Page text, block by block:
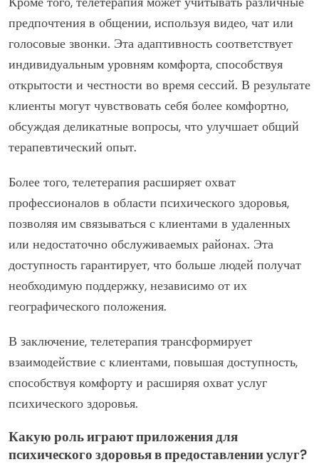
предпочтения в общении, используя видео, чат или
голосовые звонки. Эта адаптивность соответствует
индивидуальным уровням комфорта, способствуя
открытости и честности во время сессий. В результате
клиенты могут чувствовать себя более комфортно,
обсуждая деликатные вопросы, что улучшает общий
терапевтический опыт.
Более того, телетерапия расширяет охват
профессионалов в области психического здоровья,
позволяя им связываться с клиентами в удаленных
или недостаточно обслуживаемых районах. Эта
доступность гарантирует, что больше людей получат
необходимую поддержку, независимо от их
географического положения.
В заключение, телетерапия трансформирует
взаимодействие с клиентами, повышая доступность,
способствуя комфорту и расширяя охват услуг
психического здоровья.
Какую роль играют приложения для
психического здоровья в предоставлении услуг?